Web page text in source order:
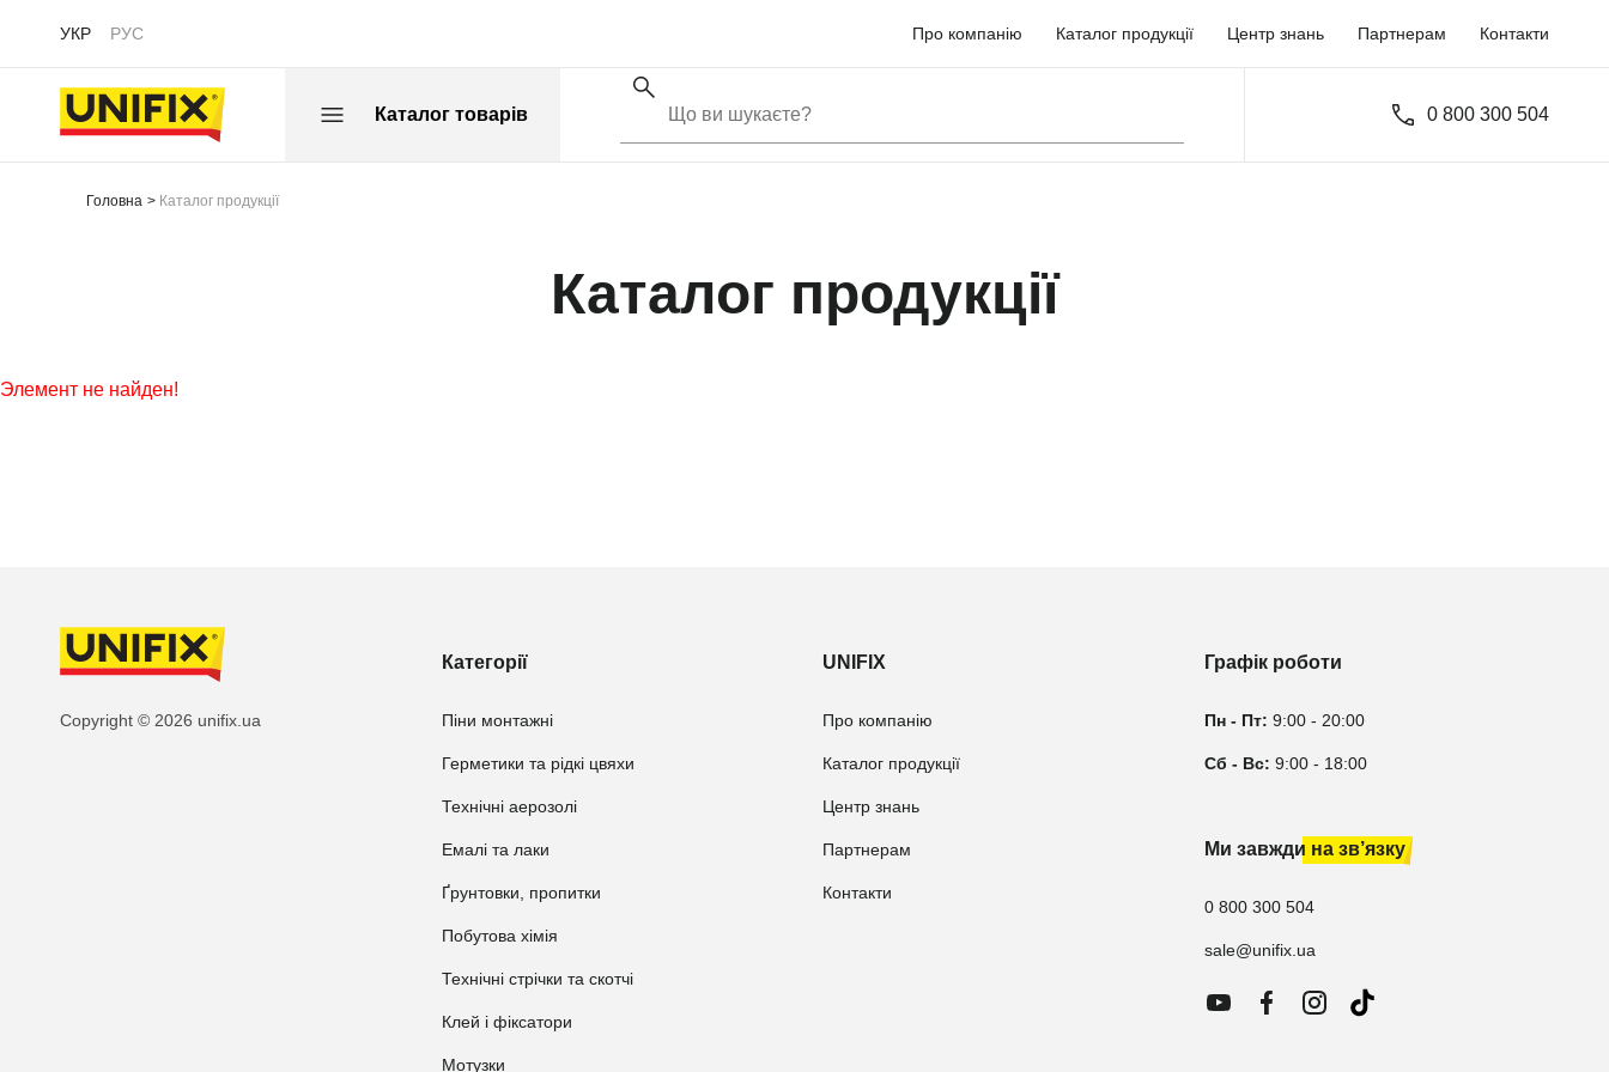
УКР РУС Про компанію Каталог продукції Центр знань Партнерам Контакти
Каталог товарів 0 800 300 504
Головна Каталог продукції
Каталог продукції
Элемент не найден!
Copyright © 2026 unifix.ua
Категорії
Піни монтажні
Герметики та рідкі цвяхи
Технічні аерозолі
Емалі та лаки
Ґрунтовки, пропитки
Побутова хімія
Технічні стрічки та скотчі
Клей і фіксатори
Мотузки
UNIFIX
Про компанію
Каталог продукції
Центр знань
Партнерам
Контакти
Графік роботи
Пн - Пт: 9:00 - 20:00
Сб - Вс: 9:00 - 18:00
Ми завжди на зв’язку
0 800 300 504
sale@unifix.ua